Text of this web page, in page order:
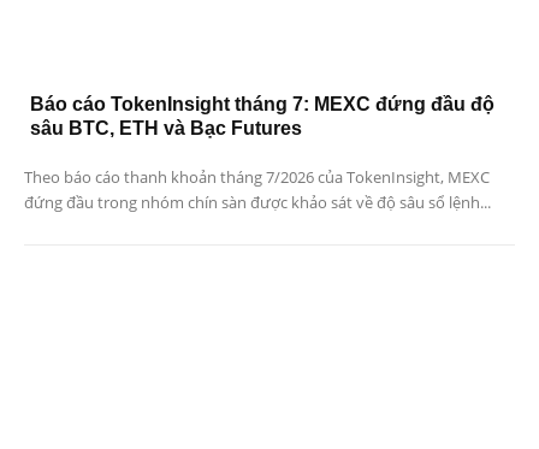
Báo cáo TokenInsight tháng 7: MEXC đứng đầu độ
sâu BTC, ETH và Bạc Futures
Theo báo cáo thanh khoản tháng 7/2026 của TokenInsight, MEXC
đứng đầu trong nhóm chín sàn được khảo sát về độ sâu sổ lệnh...